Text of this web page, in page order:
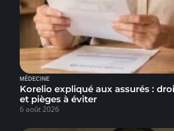
MÉDECINE
Korelio expliqué aux assurés :
et pièges à éviter
6 août 2026